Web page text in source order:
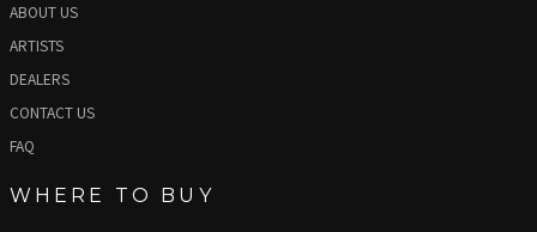
ABOUT US
ARTISTS
DEALERS
CONTACT US
FAQ
WHERE TO BUY